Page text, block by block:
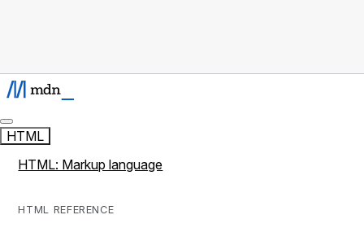
HTML
HTML: Markup language
HTML REFERENCE